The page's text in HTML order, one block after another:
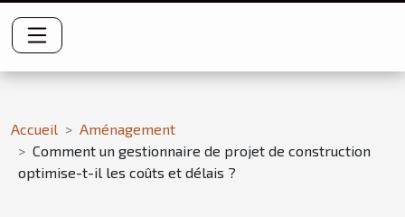
Accueil
Aménagement
Comment un gestionnaire de projet de construction
optimise-t-il les coûts et délais ?